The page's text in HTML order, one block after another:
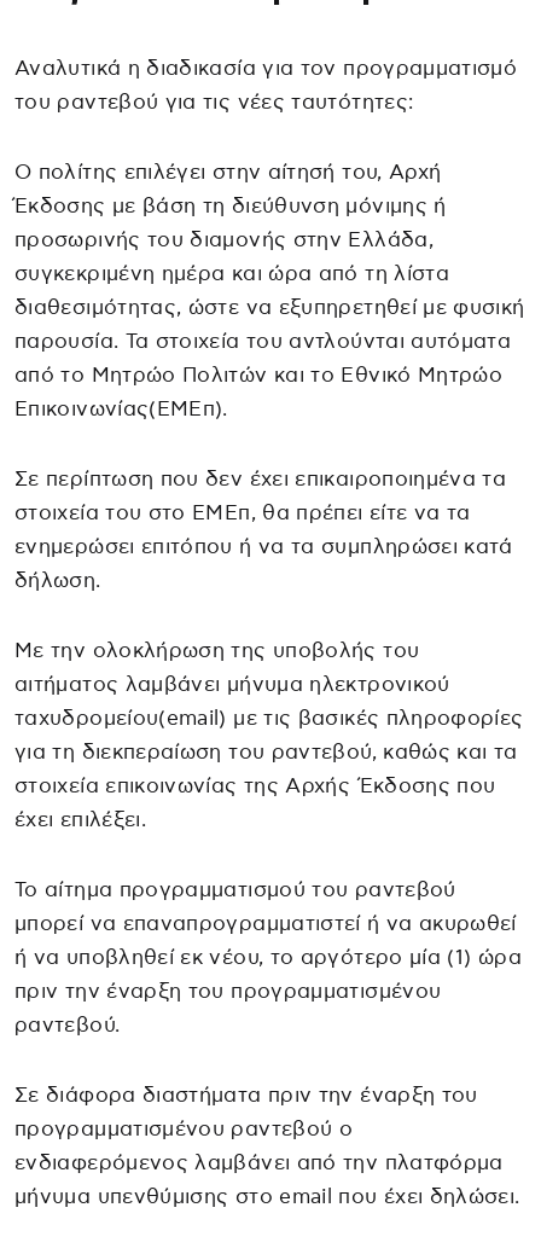
Αναλυτικά η διαδικασία για τον προγραμματισμό
του ραντεβού για τις νέες ταυτότητες:
Ο πολίτης επιλέγει στην αίτησή του, Αρχή
Έκδοσης με βάση τη διεύθυνση μόνιμης ή
προσωρινής του διαμονής στην Ελλάδα,
συγκεκριμένη ημέρα και ώρα από τη λίστα
διαθεσιμότητας, ώστε να εξυπηρετηθεί με φυσική
παρουσία. Τα στοιχεία του αντλούνται αυτόματα
από το Μητρώο Πολιτών και το Εθνικό Μητρώο
Επικοινωνίας(ΕΜΕπ).
Σε περίπτωση που δεν έχει επικαιροποιημένα τα
στοιχεία του στο ΕΜΕπ, θα πρέπει είτε να τα
ενημερώσει επιτόπου ή να τα συμπληρώσει κατά
δήλωση.
Με την ολοκλήρωση της υποβολής του
αιτήματος λαμβάνει μήνυμα ηλεκτρονικού
ταχυδρομείου(email) με τις βασικές πληροφορίες
για τη διεκπεραίωση του ραντεβού, καθώς και τα
στοιχεία επικοινωνίας της Αρχής Έκδοσης που
έχει επιλέξει.
Το αίτημα προγραμματισμού του ραντεβού
μπορεί να επαναπρογραμματιστεί ή να ακυρωθεί
ή να υποβληθεί εκ νέου, το αργότερο μία (1) ώρα
πριν την έναρξη του προγραμματισμένου
ραντεβού.
Σε διάφορα διαστήματα πριν την έναρξη του
προγραμματισμένου ραντεβού ο
ενδιαφερόμενος λαμβάνει από την πλατφόρμα
μήνυμα υπενθύμισης στο email που έχει δηλώσει.